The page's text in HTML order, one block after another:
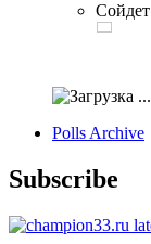
Сойдет
Polls Archive
Subscribe